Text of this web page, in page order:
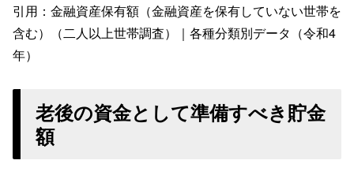
引用：金融資産保有額（金融資産を保有していない世帯を
含む）（二人以上世帯調査）｜各種分類別データ（令和4
年）
老後の資金として準備すべき貯金
額